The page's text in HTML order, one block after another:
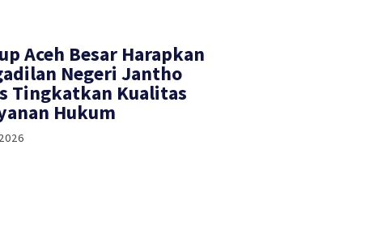
Aceh Besar Harapkan
Negeri Jantho
Tingkatkan Kualitas
Hukum